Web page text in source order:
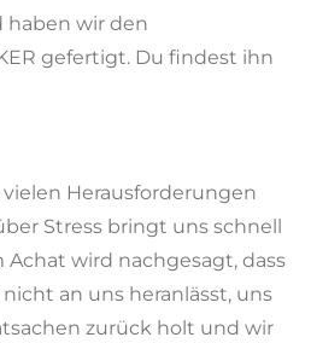
haben wir den
gefertigt. Du findest ihn
Herausforderungen
Stress bringt uns schnell
Achat wird nachgesagt, dass
an uns heranlässt, uns
zurück holt und wir